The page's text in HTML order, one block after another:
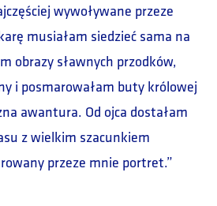
wywoływane przeze
musiałam siedzieć sama na
obrazy sławnych przodków,
i posmarowałam buty królowej
awantura. Od ojca dostałam
z wielkim szacunkiem
przeze mnie portret.”